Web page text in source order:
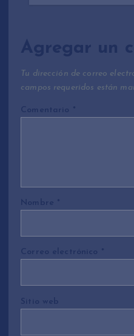
Agregar un
Tu dirección de correo
campos requeridos están
Comentario *
Nombre *
Correo electrónico *
Sitio web